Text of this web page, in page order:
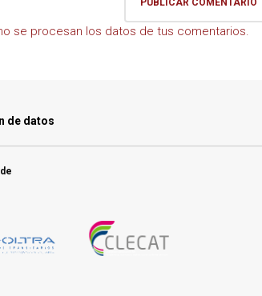
se procesan los datos de tus comentarios.
de datos